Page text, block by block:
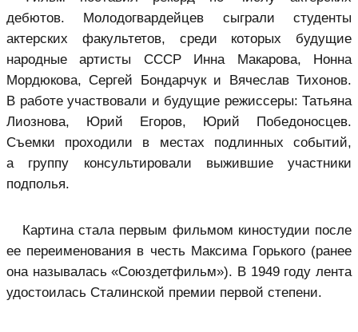
дебютов. Молодогвардейцев сыграли студенты
актерских факультетов, среди которых будущие
народные артисты СССР Инна Макарова, Нонна
Мордюкова, Сергей Бондарчук и Вячеслав Тихонов.
В работе участвовали и будущие режиссеры: Татьяна
Лиознова, Юрий Егоров, Юрий Победоносцев.
Съемки проходили в местах подлинных событий,
а группу консультировали выжившие участники
подполья.
Картина стала первым фильмом киностудии после
ее переименования в честь Максима Горького (ранее
она называлась «Союздетфильм»). В 1949 году лента
удостоилась Сталинской премии первой степени.